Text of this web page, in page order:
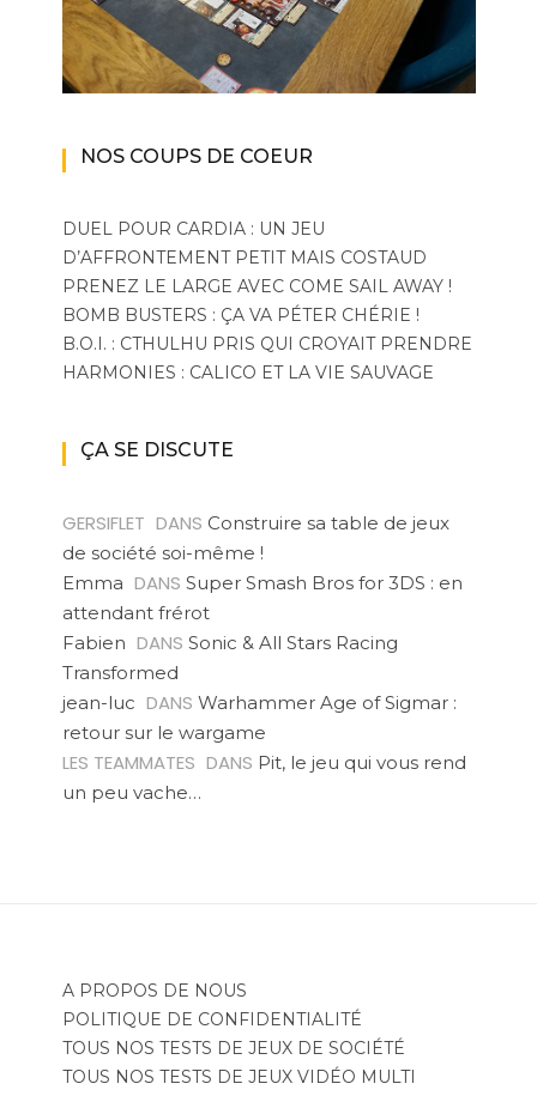
NOS COUPS DE COEUR
DUEL POUR CARDIA : UN JEU
D’AFFRONTEMENT PETIT MAIS COSTAUD
PRENEZ LE LARGE AVEC COME SAIL AWAY !
BOMB BUSTERS : ÇA VA PÉTER CHÉRIE !
B.O.I. : CTHULHU PRIS QUI CROYAIT PRENDRE
HARMONIES : CALICO ET LA VIE SAUVAGE
ÇA SE DISCUTE
GERSIFLET DANS Construire sa table de jeux
de société soi-même !
Emma DANS Super Smash Bros for 3DS : en
attendant frérot
Fabien DANS Sonic & All Stars Racing
Transformed
jean-luc DANS Warhammer Age of Sigmar :
retour sur le wargame
LES TEAMMATES DANS Pit, le jeu qui vous rend
un peu vache…
A PROPOS DE NOUS
POLITIQUE DE CONFIDENTIALITÉ
TOUS NOS TESTS DE JEUX DE SOCIÉTÉ
TOUS NOS TESTS DE JEUX VIDÉO MULTI